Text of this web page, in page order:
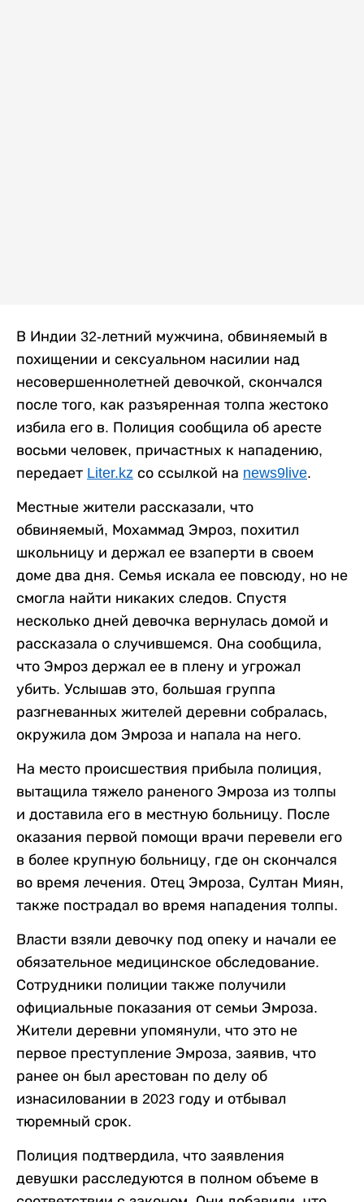
В Индии 32-летний мужчина, обвиняемый в
похищении и сексуальном насилии над
несовершеннолетней девочкой, скончался
после того, как разъяренная толпа жестоко
избила его в. Полиция сообщила об аресте
восьми человек, причастных к нападению,
передает Liter.kz со ссылкой на news9live.
Местные жители рассказали, что
обвиняемый, Мохаммад Эмроз, похитил
школьницу и держал ее взаперти в своем
доме два дня. Семья искала ее повсюду, но не
смогла найти никаких следов. Спустя
несколько дней девочка вернулась домой и
рассказала о случившемся. Она сообщила,
что Эмроз держал ее в плену и угрожал
убить. Услышав это, большая группа
разгневанных жителей деревни собралась,
окружила дом Эмроза и напала на него.
На место происшествия прибыла полиция,
вытащила тяжело раненого Эмроза из толпы
и доставила его в местную больницу. После
оказания первой помощи врачи перевели его
в более крупную больницу, где он скончался
во время лечения. Отец Эмроза, Султан Миян,
также пострадал во время нападения толпы.
Власти взяли девочку под опеку и начали ее
обязательное медицинское обследование.
Сотрудники полиции также получили
официальные показания от семьи Эмроза.
Жители деревни упомянули, что это не
первое преступление Эмроза, заявив, что
ранее он был арестован по делу об
изнасиловании в 2023 году и отбывал
тюремный срок.
Полиция подтвердила, что заявления
девушки расследуются в полном объеме в